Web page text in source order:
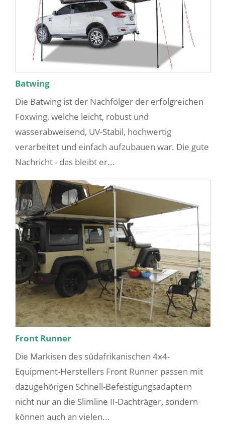
Batwing
Die Batwing ist der Nachfolger der erfolgreichen
Foxwing, welche leicht, robust und
wasserabweisend, UV-Stabil, hochwertig
verarbeitet und einfach aufzubauen war. Die gute
Nachricht - das bleibt er...
Front Runner
Die Markisen des südafrikanischen 4x4-
Equipment-Herstellers Front Runner passen mit
dazugehörigen Schnell-Befestigungsadaptern
nicht nur an die Slimline II-Dachträger, sondern
können auch an vielen...